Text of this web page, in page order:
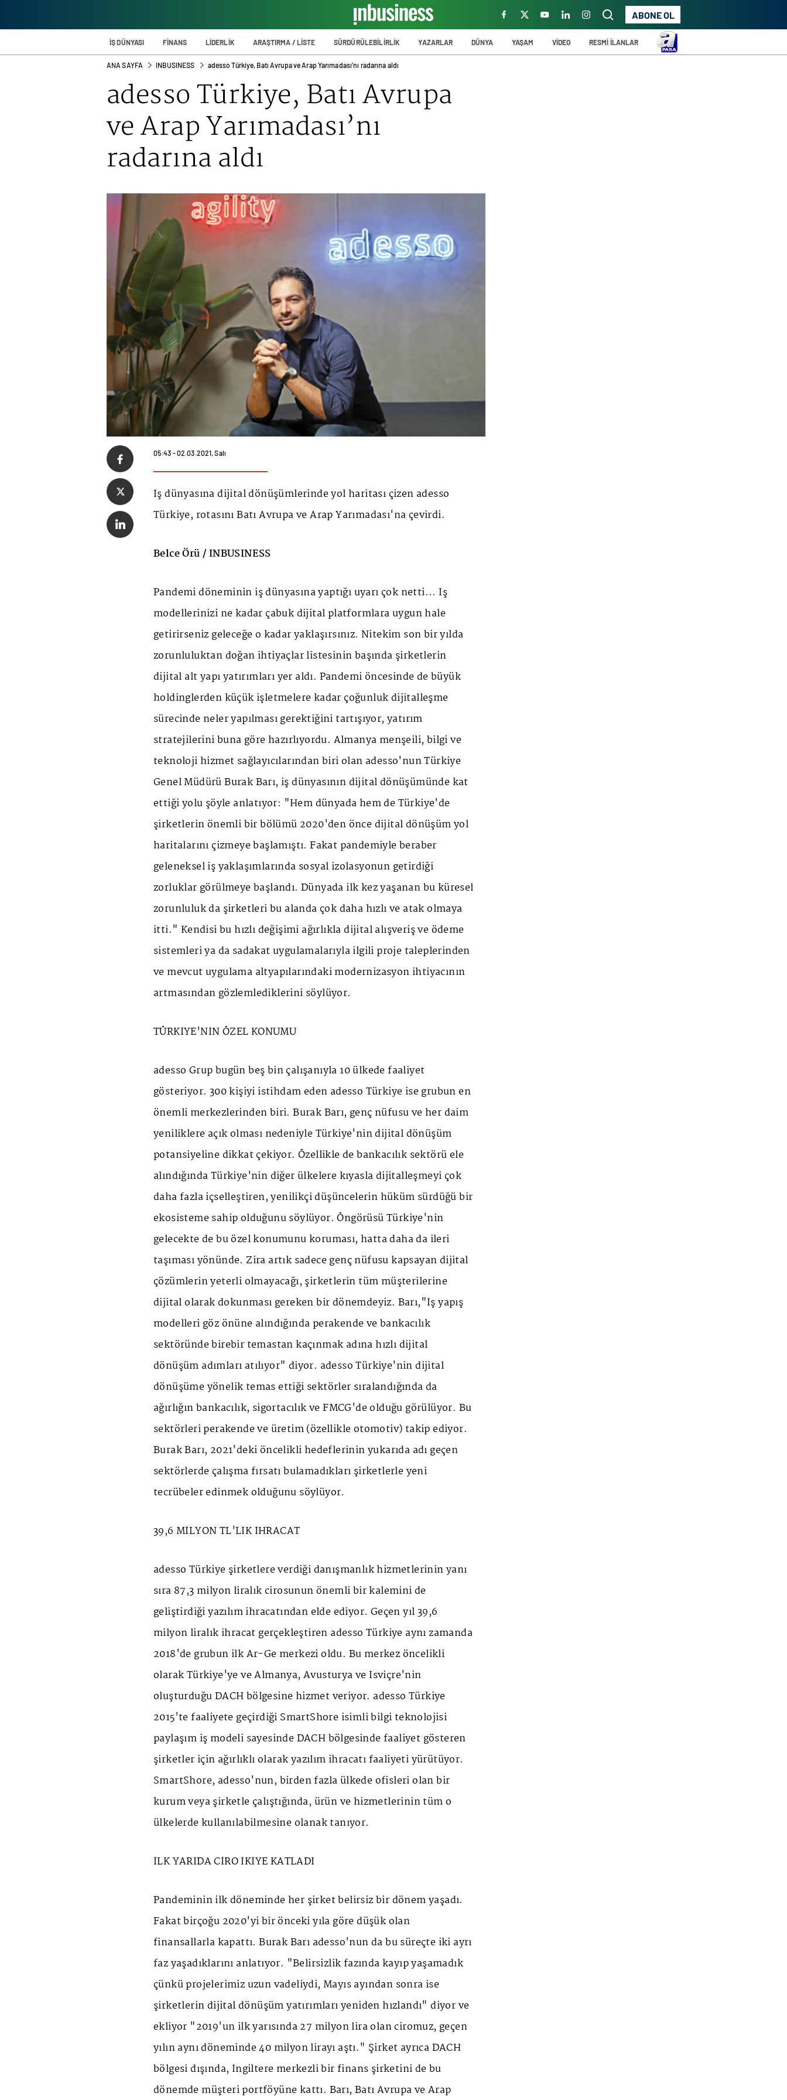
ABONE OL
İŞ DÜNYASI FİNANS LİDERLİK ARAŞTIRMA / LİSTE SÜRDÜRÜLEBİLİRLİK YAZARLAR DÜNYA YAŞAM VİDEO RESMİ İLANLAR
ANA SAYFA INBUSINESS adesso Türkiye, Batı Avrupa ve Arap Yarımadası’nı radarına aldı
adesso Türkiye, Batı Avrupa
ve Arap Yarımadası’nı
radarına aldı
05:43 - 02.03.2021, Salı
İş dünyasına dijital dönüşümlerinde yol haritası çizen adesso
Türkiye, rotasını Batı Avrupa ve Arap Yarımadası'na çevirdi.
Belce Örü / INBUSINESS
Pandemi döneminin iş dünyasına yaptığı uyarı çok netti... İş
modellerinizi ne kadar çabuk dijital platformlara uygun hale
getirirseniz geleceğe o kadar yaklaşırsınız. Nitekim son bir yılda
zorunluluktan doğan ihtiyaçlar listesinin başında şirketlerin
dijital alt yapı yatırımları yer aldı. Pandemi öncesinde de büyük
holdinglerden küçük işletmelere kadar çoğunluk dijitalleşme
sürecinde neler yapılması gerektiğini tartışıyor, yatırım
stratejilerini buna göre hazırlıyordu. Almanya menşeili, bilgi ve
teknoloji hizmet sağlayıcılarından biri olan adesso'nun Türkiye
Genel Müdürü Burak Barı, iş dünyasının dijital dönüşümünde kat
ettiği yolu şöyle anlatıyor: "Hem dünyada hem de Türkiye'de
şirketlerin önemli bir bölümü 2020'den önce dijital dönüşüm yol
haritalarını çizmeye başlamıştı. Fakat pandemiyle beraber
geleneksel iş yaklaşımlarında sosyal izolasyonun getirdiği
zorluklar görülmeye başlandı. Dünyada ilk kez yaşanan bu küresel
zorunluluk da şirketleri bu alanda çok daha hızlı ve atak olmaya
itti." Kendisi bu hızlı değişimi ağırlıkla dijital alışveriş ve ödeme
sistemleri ya da sadakat uygulamalarıyla ilgili proje taleplerinden
ve mevcut uygulama altyapılarındaki modernizasyon ihtiyacının
artmasından gözlemlediklerini söylüyor.
TÜRKİYE'NİN ÖZEL KONUMU
adesso Grup bugün beş bin çalışanıyla 10 ülkede faaliyet
gösteriyor. 300 kişiyi istihdam eden adesso Türkiye ise grubun en
önemli merkezlerinden biri. Burak Barı, genç nüfusu ve her daim
yeniliklere açık olması nedeniyle Türkiye'nin dijital dönüşüm
potansiyeline dikkat çekiyor. Özellikle de bankacılık sektörü ele
alındığında Türkiye'nin diğer ülkelere kıyasla dijitalleşmeyi çok
daha fazla içselleştiren, yenilikçi düşüncelerin hüküm sürdüğü bir
ekosisteme sahip olduğunu söylüyor. Öngörüsü Türkiye'nin
gelecekte de bu özel konumunu koruması, hatta daha da ileri
taşıması yönünde. Zira artık sadece genç nüfusu kapsayan dijital
çözümlerin yeterli olmayacağı, şirketlerin tüm müşterilerine
dijital olarak dokunması gereken bir dönemdeyiz. Barı,"İş yapış
modelleri göz önüne alındığında perakende ve bankacılık
sektöründe birebir temastan kaçınmak adına hızlı dijital
dönüşüm adımları atılıyor" diyor. adesso Türkiye'nin dijital
dönüşüme yönelik temas ettiği sektörler sıralandığında da
ağırlığın bankacılık, sigortacılık ve FMCG'de olduğu görülüyor. Bu
sektörleri perakende ve üretim (özellikle otomotiv) takip ediyor.
Burak Barı, 2021'deki öncelikli hedeflerinin yukarıda adı geçen
sektörlerde çalışma fırsatı bulamadıkları şirketlerle yeni
tecrübeler edinmek olduğunu söylüyor.
39,6 MİLYON TL'LİK İHRACAT
adesso Türkiye şirketlere verdiği danışmanlık hizmetlerinin yanı
sıra 87,3 milyon liralık cirosunun önemli bir kalemini de
geliştirdiği yazılım ihracatından elde ediyor. Geçen yıl 39,6
milyon liralık ihracat gerçekleştiren adesso Türkiye aynı zamanda
2018'de grubun ilk Ar-Ge merkezi oldu. Bu merkez öncelikli
olarak Türkiye'ye ve Almanya, Avusturya ve İsviçre'nin
oluşturduğu DACH bölgesine hizmet veriyor. adesso Türkiye
2015'te faaliyete geçirdiği SmartShore isimli bilgi teknolojisi
paylaşım iş modeli sayesinde DACH bölgesinde faaliyet gösteren
şirketler için ağırlıklı olarak yazılım ihracatı faaliyeti yürütüyor.
SmartShore, adesso'nun, birden fazla ülkede ofisleri olan bir
kurum veya şirketle çalıştığında, ürün ve hizmetlerinin tüm o
ülkelerde kullanılabilmesine olanak tanıyor.
İLK YARIDA CİRO İKİYE KATLADI
Pandeminin ilk döneminde her şirket belirsiz bir dönem yaşadı.
Fakat birçoğu 2020'yi bir önceki yıla göre düşük olan
finansallarla kapattı. Burak Barı adesso'nun da bu süreçte iki ayrı
faz yaşadıklarını anlatıyor. "Belirsizlik fazında kayıp yaşamadık
çünkü projelerimiz uzun vadeliydi, Mayıs ayından sonra ise
şirketlerin dijital dönüşüm yatırımları yeniden hızlandı" diyor ve
ekliyor "2019'un ilk yarısında 27 milyon lira olan ciromuz, geçen
yılın aynı döneminde 40 milyon lirayı aştı." Şirket ayrıca DACH
bölgesi dışında, İngiltere merkezli bir finans şirketini de bu
dönemde müşteri portföyüne kattı. Barı, Batı Avrupa ve Arap